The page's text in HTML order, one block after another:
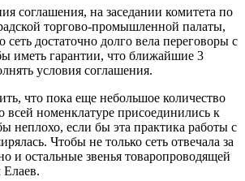
соглашения, на заседании комитета по
торгово-промышленной палаты,
сеть достаточно долго вела переговоры с
иметь гарантии, что ближайшие 3
условия соглашения.
что пока еще небольшое количество
всей номенклатуре присоединились к
неплохо, если бы эта практика работы с
Чтобы не только сеть отвечала за
и остальные звенья товаропроводящей